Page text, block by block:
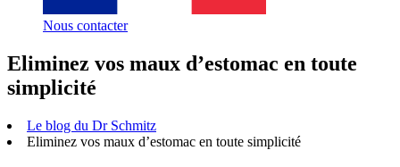
Nous contacter
Eliminez vos maux d’estomac en toute
simplicité
Le blog du Dr Schmitz
Eliminez vos maux d’estomac en toute simplicité